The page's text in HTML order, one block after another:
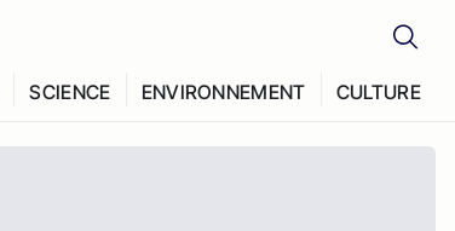
SCIENCE ENVIRONNEMENT CULTURE